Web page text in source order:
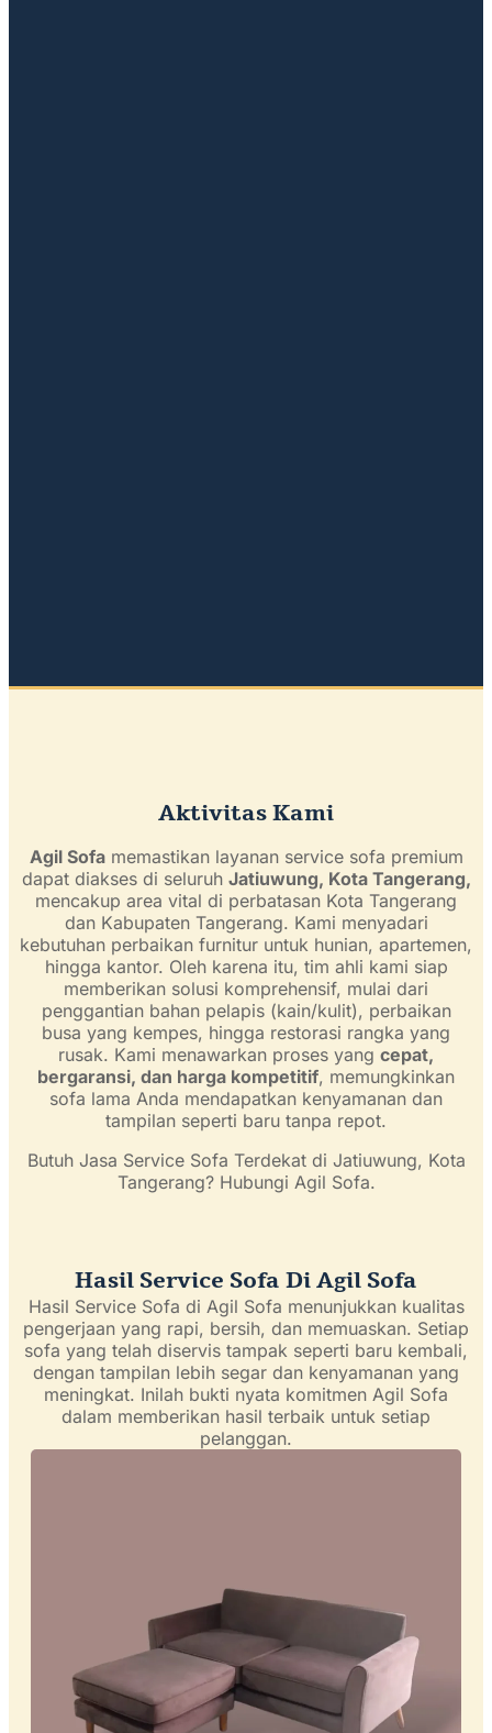
Aktivitas Kami
Agil Sofamemastikan layanan service sofa premium
dapat diakses di seluruh Jatiuwung, Kota Tangerang,
mencakup area vital di perbatasan Kota Tangerang
dan Kabupaten Tangerang. Kami menyadari
kebutuhan perbaikan furnitur untuk hunian, apartemen,
hingga kantor. Oleh karena itu, tim ahli kami siap
memberikan solusi komprehensif, mulai dari
penggantian bahan pelapis (kain/kulit), perbaikan
busa yang kempes, hingga restorasi rangka yang
rusak. Kami menawarkan proses yang cepat,
bergaransi, dan harga kompetitif, memungkinkan
sofa lama Anda mendapatkan kenyamanan dan
tampilan seperti baru tanpa repot.
Butuh Jasa Service Sofa Terdekat di Jatiuwung, Kota
Tangerang? Hubungi Agil Sofa.
Hasil Service Sofa Di Agil Sofa
Hasil Service Sofa di Agil Sofa menunjukkan kualitas
pengerjaan yang rapi, bersih, dan memuaskan. Setiap
sofa yang telah diservis tampak seperti baru kembali,
dengan tampilan lebih segar dan kenyamanan yang
meningkat. Inilah bukti nyata komitmen Agil Sofa
dalam memberikan hasil terbaik untuk setiap
pelanggan.